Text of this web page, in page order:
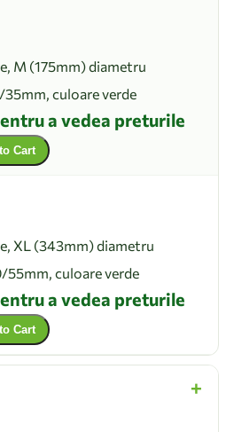
M (175mm) diametru
culoare verde
a vedea preturile
Cart
XL (343mm) diametru
55mm, culoare verde
a vedea preturile
Cart
+